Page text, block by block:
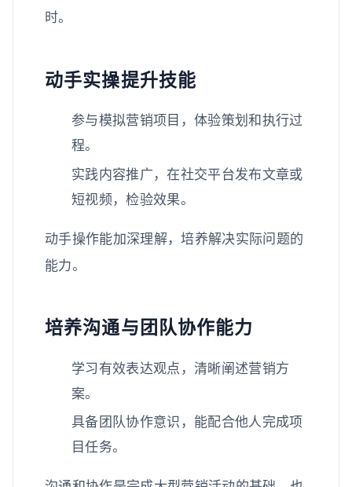
时。
动手实操提升技能
参与模拟营销项目，体验策划和执行过
程。
实践内容推广，在社交平台发布文章或
短视频，检验效果。
动手操作能加深理解，培养解决实际问题的
能力。
培养沟通与团队协作能力
学习有效表达观点，清晰阐述营销方
案。
具备团队协作意识，能配合他人完成项
目任务。